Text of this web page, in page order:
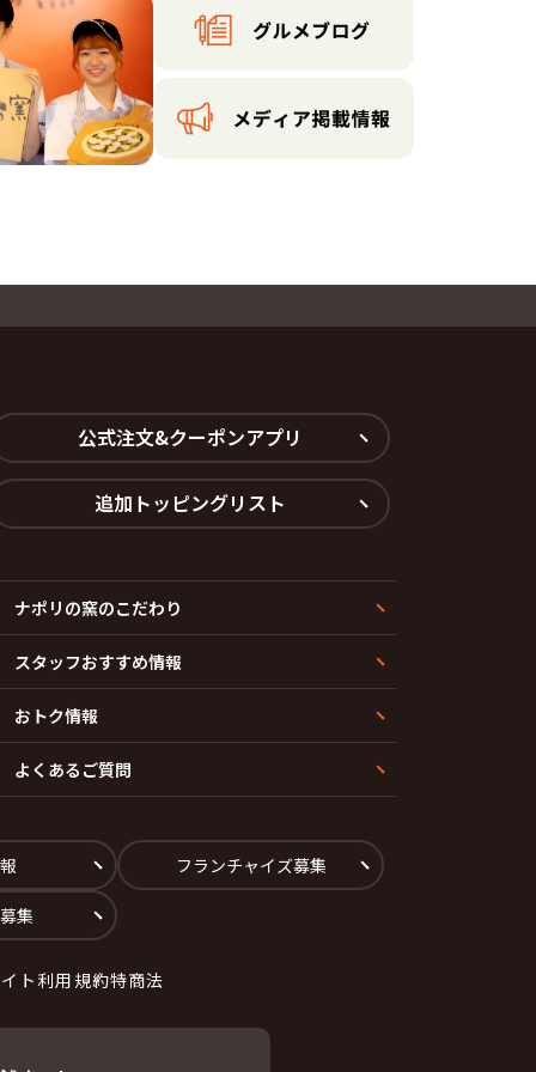
公式注文&クーポンアプリ
追加トッピングリスト
ナポリの窯のこだわり
スタッフおすすめ情報
おトク情報
よくあるご質問
フランチャイズ募集
集
ト利用規約特商法